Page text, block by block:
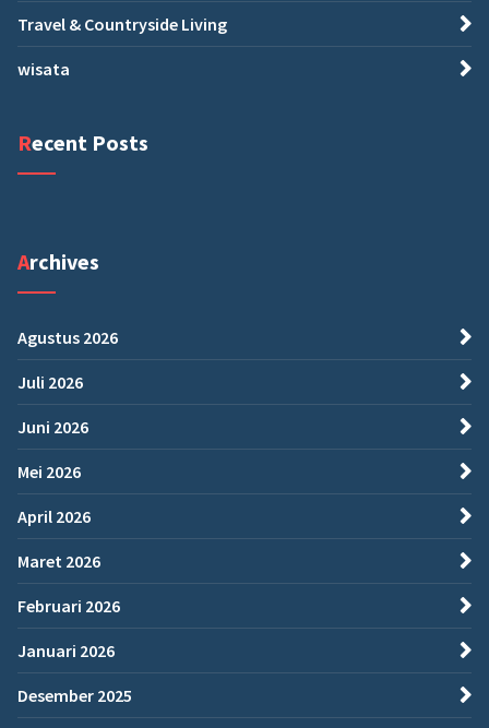
Travel & Countryside Living
wisata
Recent Posts
Archives
Agustus 2026
Juli 2026
Juni 2026
Mei 2026
April 2026
Maret 2026
Februari 2026
Januari 2026
Desember 2025